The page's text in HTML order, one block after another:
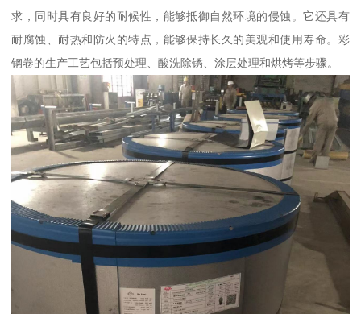
求，同时具有良好的耐候性，能够抵御自然环境的侵蚀。它还具有
耐腐蚀、耐热和防火的特点，能够保持长久的美观和使用寿命。彩
钢卷的生产工艺包括预处理、酸洗除锈、涂层处理和烘烤等步骤。